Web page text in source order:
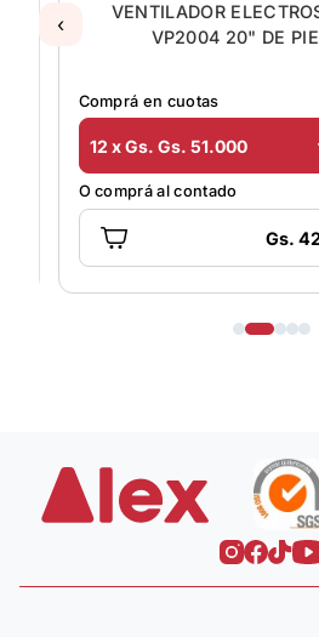
VENTILADOR
VP2004 20" DE PIE
Comprá en cuotas
12 x Gs. Gs. 51.000
O comprá al contado
Gs.
‹